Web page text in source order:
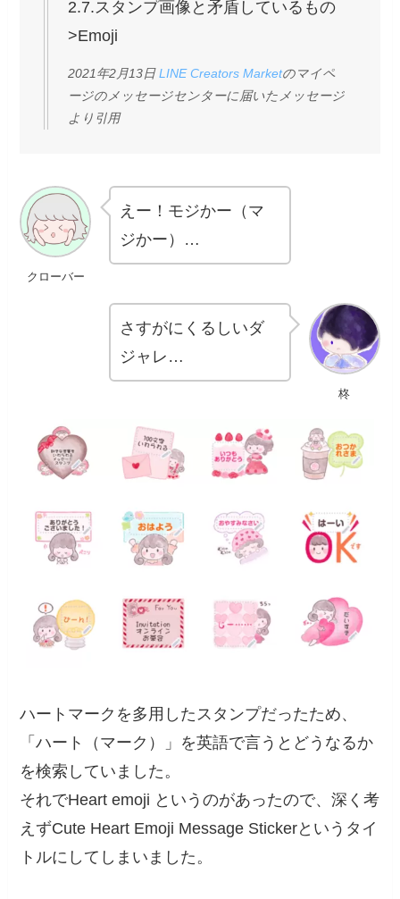
2.7.スタンプ画像と矛盾しているもの
>Emoji
2021年2月13日LINE Creators Marketのマイペ
ージのメッセージセンターに届いたメッセージ
より引用
クローバー
えー！モジかー（マ
ジかー）…
柊
さすがにくるしいダ
ジャレ…
ハートマークを多用したスタンプだったため、
「ハート（マーク）」を英語で言うとどうなるか
を検索していました。
それでHeart emoji というのがあったので、深く考
えずCute Heart Emoji Message Stickerというタイ
トルにしてしまいました。